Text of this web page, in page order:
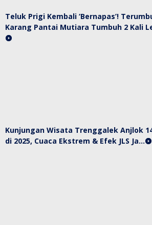
Teluk Prigi Kembali ‘Bernapas’!
Karang Pantai Mutiara Tumbuh 2 Kali
Kunjungan Wisata Trenggalek Anjlok
di 2025, Cuaca Ekstrem & Efek JLS Ja…